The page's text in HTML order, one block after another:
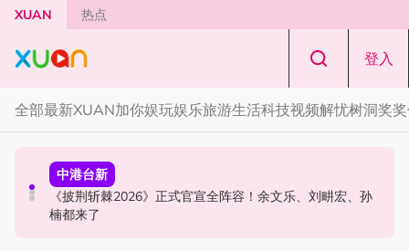
Skip to main content
XUAN 热点
登入
全部最新XUAN加你娱玩娱乐旅游生活科技视频解忧树洞奖
中港台新
《披荆斩棘2026》正式官宣全阵容！余文乐、刘畊宏、孙
楠都来了
中港台新
陈土豆玩梗《下一站幸福》！同框阿信、吴建豪上演“光晞
不能捐”桥段
演唱会
范玮琪云顶开唱哽咽了！感性告白大马粉丝：我想继续唱
下去